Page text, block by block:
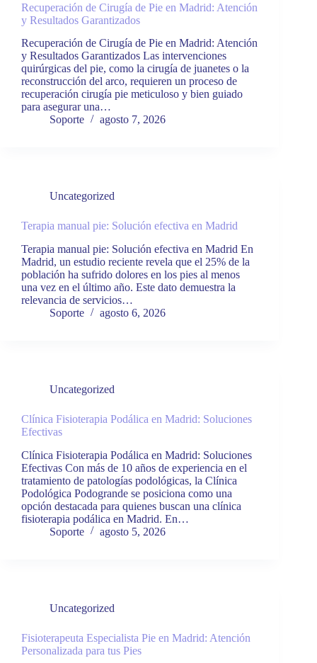
Recuperación de Cirugía de Pie en Madrid: Atención
y Resultados Garantizados
Recuperación de Cirugía de Pie en Madrid: Atención
y Resultados Garantizados Las intervenciones
quirúrgicas del pie, como la cirugía de juanetes o la
reconstrucción del arco, requieren un proceso de
recuperación cirugía pie meticuloso y bien guiado
para asegurar una…
Soporte
agosto 7, 2026
Uncategorized
Terapia manual pie: Solución efectiva en Madrid
Terapia manual pie: Solución efectiva en Madrid En
Madrid, un estudio reciente revela que el 25% de la
población ha sufrido dolores en los pies al menos
una vez en el último año. Este dato demuestra la
relevancia de servicios…
Soporte
agosto 6, 2026
Uncategorized
Clínica Fisioterapia Podálica en Madrid: Soluciones
Efectivas
Clínica Fisioterapia Podálica en Madrid: Soluciones
Efectivas Con más de 10 años de experiencia en el
tratamiento de patologías podológicas, la Clínica
Podológica Podogrande se posiciona como una
opción destacada para quienes buscan una clínica
fisioterapia podálica en Madrid. En…
Soporte
agosto 5, 2026
Uncategorized
Fisioterapeuta Especialista Pie en Madrid: Atención
Personalizada para tus Pies